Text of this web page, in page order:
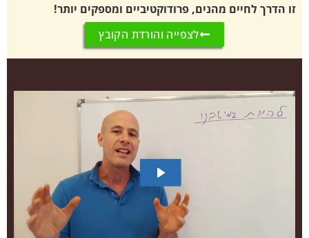
מהנים, פרודוקטיביים ומספקים יותר!
לצפייה והורדת הקובץ